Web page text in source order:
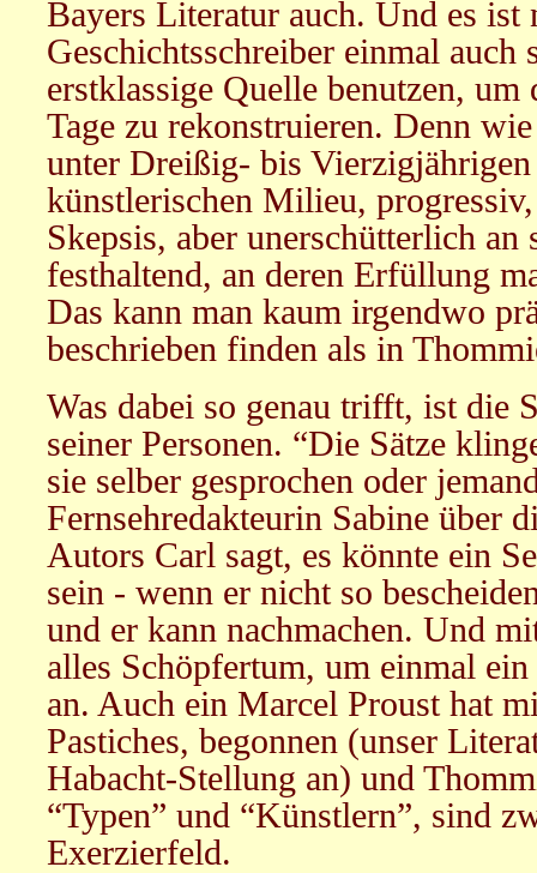
Bayers Literatur auch. Und es ist
Geschichtsschreiber einmal auch
erstklassige Quelle benutzen,
Tage zu rekonstruieren. Denn
unter Dreißig- bis
künstlerischen Milieu,
Skepsis, aber unerschütterlich an
festhaltend, an deren Erfüllung
Das kann man kaum irgendwo
beschrieben finden als in
Was dabei so genau trifft, ist die
seiner Personen. “Die Sätze
sie selber gesprochen oder
Fernsehredakteurin Sabine über
Autors Carl sagt, es könnte ein
sein - wenn er nicht so
und er kann nachmachen. Und
alles Schöpfertum, um einmal
an. Auch ein Marcel Proust hat
Pastiches, begonnen (unser
Habacht-Stellung an) und
“Typen” und “Künstlern”, sind
Exerzierfeld.